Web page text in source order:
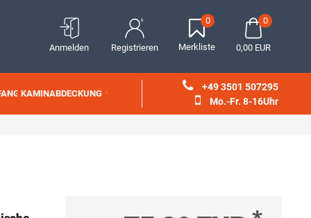
Anmelden Registrieren
0
Merkliste
0
0,00 EUR
KAMINABDECKUNG
+49 3501 507295
Mo.-Fr. 8-16Uhr